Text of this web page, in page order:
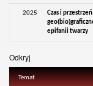
2025
Czas i
epifanii twarzy
Odkryj
Temat